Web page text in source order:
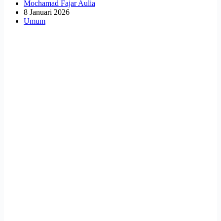
Mochamad Fajar Aulia
8 Januari 2026
Umum